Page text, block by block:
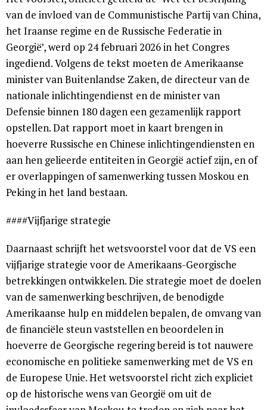
van de invloed van de Communistische Partij van China,
het Iraanse regime en de Russische Federatie in
Georgië’, werd op 24 februari 2026 in het Congres
ingediend. Volgens de tekst moeten de Amerikaanse
minister van Buitenlandse Zaken, de directeur van de
nationale inlichtingendienst en de minister van
Defensie binnen 180 dagen een gezamenlijk rapport
opstellen. Dat rapport moet in kaart brengen in
hoeverre Russische en Chinese inlichtingendiensten en
aan hen gelieerde entiteiten in Georgië actief zijn, en of
er overlappingen of samenwerking tussen Moskou en
Peking in het land bestaan.
####Vijfjarige strategie
Daarnaast schrijft het wetsvoorstel voor dat de VS een
vijfjarige strategie voor de Amerikaans-Georgische
betrekkingen ontwikkelen. Die strategie moet de doelen
van de samenwerking beschrijven, de benodigde
Amerikaanse hulp en middelen bepalen, de omvang van
de financiële steun vaststellen en beoordelen in
hoeverre de Georgische regering bereid is tot nauwere
economische en politieke samenwerking met de VS en
de Europese Unie. Het wetsvoorstel richt zich expliciet
op de historische wens van Georgië om uit de